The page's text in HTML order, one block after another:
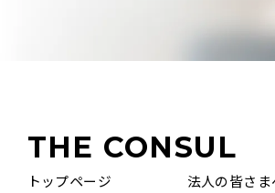
THE CONSUL
トップページ
法人の皆さま